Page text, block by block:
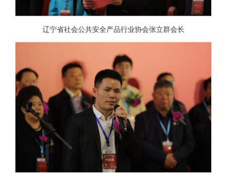
辽宁省社会公共安全产品行业协会张立群会长